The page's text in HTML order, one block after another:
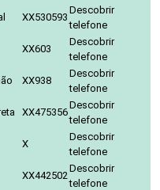
XX530593
Descobrir
telefone
XX603
Descobrir
telefone
XX938
Descobrir
telefone
XX475356
Descobrir
telefone
X
Descobrir
telefone
XX442502
Descobrir
telefone